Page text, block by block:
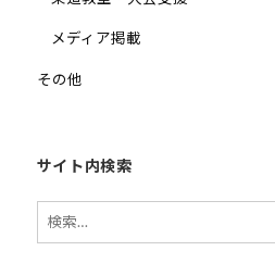
メディア掲載
その他
サイト内検索
検
索: